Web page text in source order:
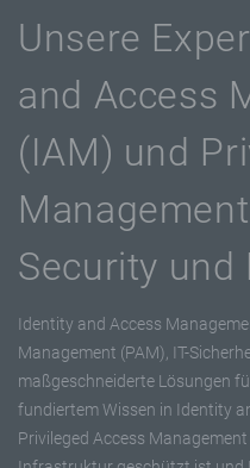
Unsere
and Access
(IAM) und
Security und
Identity and Access
Management (PAM), IT-
maßgeschneiderte Lösungen
fundiertem Wissen in Identity
Privileged Access